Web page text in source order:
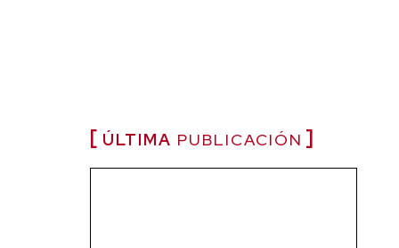
ÚLTIMA PUBLICACIÓN